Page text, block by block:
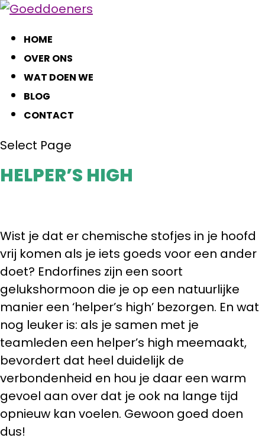
HOME
OVER ONS
WAT DOEN WE
BLOG
CONTACT
Select Page
HELPER’S HIGH
Wist je dat er chemische stofjes in je hoofd
vrij komen als je iets goeds voor een ander
doet? Endorfines zijn een soort
gelukshormoon die je op een natuurlijke
manier een ‘helper’s high’ bezorgen. En wat
nog leuker is: als je samen met je
teamleden een helper’s high meemaakt,
bevordert dat heel duidelijk de
verbondenheid en hou je daar een warm
gevoel aan over dat je ook na lange tijd
opnieuw kan voelen. Gewoon goed doen
dus!